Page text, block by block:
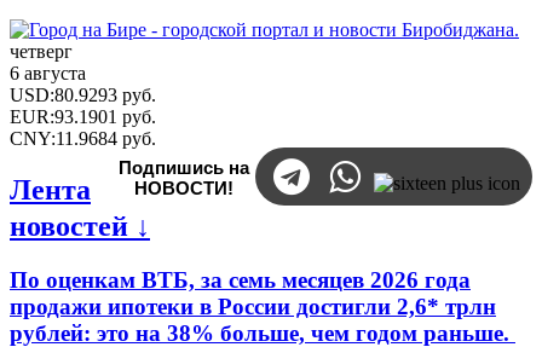
четверг
6 августа
USD:80.9293 руб.
EUR:93.1901 руб.
CNY:11.9684 руб.
Подпишись на
НОВОСТИ!
Лента
новостей ↓
По оценкам ВТБ, за семь месяцев 2026 года
продажи ипотеки в России достигли 2,6* трлн
рублей: это на 38% больше, чем годом раньше.